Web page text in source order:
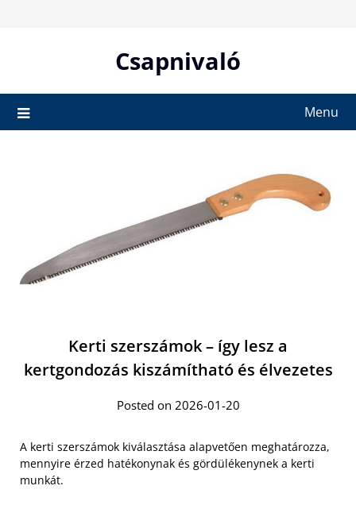
Csapnivaló
Menu
Kerti szerszámok – így lesz a
kertgondozás kiszámítható és élvezetes
Posted on 2026-01-20
A kerti szerszámok kiválasztása alapvetően meghatározza,
mennyire érzed hatékonynak és gördülékenynek a kerti
munkát.